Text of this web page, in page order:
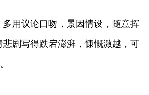
多用议论口吻，景因情设，随意挥
剧写得跌宕澎湃，慷慨激越，可